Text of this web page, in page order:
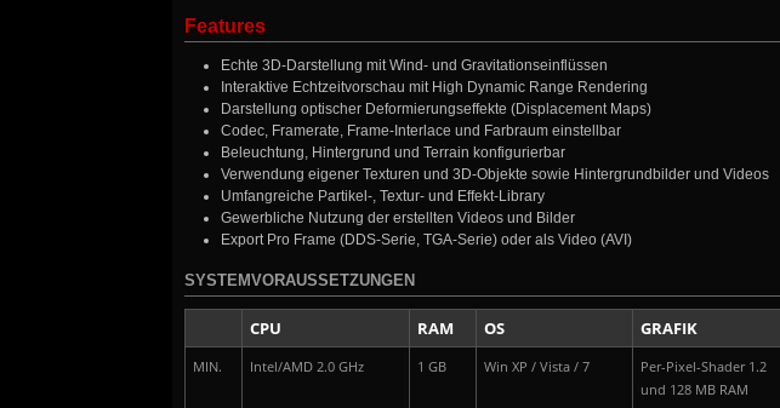
Features
Echte 3D-Darstellung mit Wind- und Gravitationseinflüssen
Interaktive Echtzeitvorschau mit High Dynamic Range Rendering
Darstellung optischer Deformierungseffekte (Displacement Maps)
Codec, Framerate, Frame-Interlace und Farbraum einstellbar
Beleuchtung, Hintergrund und Terrain konfigurierbar
Verwendung eigener Texturen und 3D-Objekte sowie Hintergrundbilder und Videos
Umfangreiche Partikel-, Textur- und Effekt-Library
Gewerbliche Nutzung der erstellten Videos und Bilder
Export Pro Frame (DDS-Serie, TGA-Serie) oder als Video (AVI)
SYSTEMVORAUSSETZUNGEN
CPU RAM OS GRAFIK
MIN. Intel/AMD 2.0 GHz 1 GB Win XP / Vista / 7
Per-Pixel-Shader 1.2
und 128 MB RAM